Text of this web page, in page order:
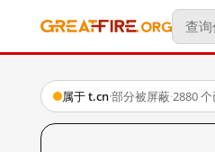
属于 t.cn·部分被屏蔽·2880